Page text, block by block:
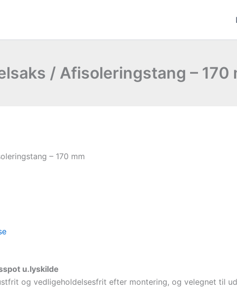
/ Afisoleringstang – 170
– 170 mm
u.lyskilde
og vedligeholdelsesfrit efter montering, og velegnet til